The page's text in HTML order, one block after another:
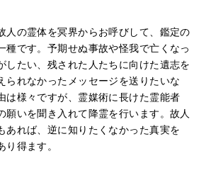
人の霊体を冥界からお呼びして、鑑定の
種です。予期せぬ事故や怪我で亡くなっ
したい、残された人たちに向けた遺志を
られなかったメッセージを送りたいな
は様々ですが、霊媒術に長けた霊能者
願いを聞き入れて降霊を行います。故人
あれば、逆に知りたくなかった真実を
得ます。